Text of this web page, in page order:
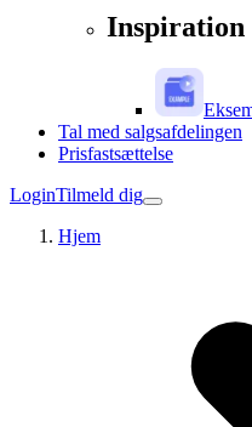
Inspiration
Tal med salgsafdelingen
Prisfastsættelse
LoginTilmeld dig
Hjem